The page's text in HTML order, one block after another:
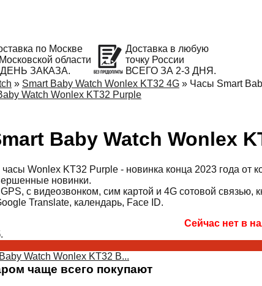
по Москве
области
ЗАКАЗА.
Доставка в любую
точку России
ВСЕГО ЗА 2-3 ДНЯ.
» Smart Baby Watch Wonlex KT32 4G » Часы Smart
Baby Watch Wonlex
Wonlex KT32 Purple - новинка конца 2023 года от
новинки.
с видеозвонком, сим картой и 4G сотовой связью,
Translate, календарь, Face ID.
Сейчас нет в
Watch Wonlex KT32 B...
чаще всего покупают